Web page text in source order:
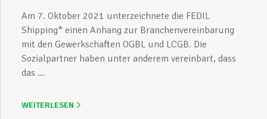
Am 7. Oktober 2021 unterzeichnete die FEDIL
Shipping* einen Anhang zur Branchenvereinbarung
mit den Gewerkschaften OGBL und LCGB. Die
Sozialpartner haben unter anderem vereinbart, dass
das ...
WEITERLESEN